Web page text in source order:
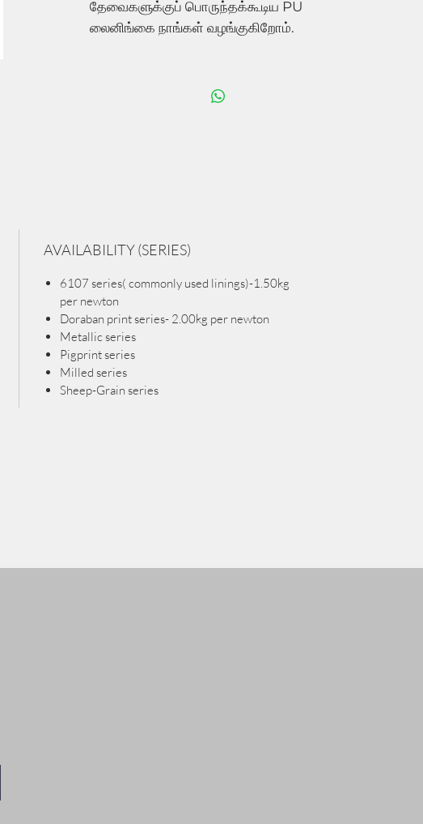
தேவைகளுக்குப் பொருந்தக்கூடிய PU
லைனிங்கை நாங்கள் வழங்குகிறோம்.
AVAILABILITY (SERIES)
6107 series( commonly used linings)-1.50kg
per newton
Doraban print series- 2.00kg per newton
Metallic series
Pigprint series
Milled series
Sheep-Grain series